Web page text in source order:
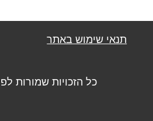
תנאי שימוש באתר
כל הזכויות שמורות